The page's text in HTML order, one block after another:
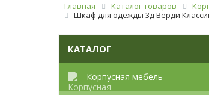
Главная Каталог товаров
Шкаф для одежды 3д Верди
КАТАЛОГ
Корпусная мебель